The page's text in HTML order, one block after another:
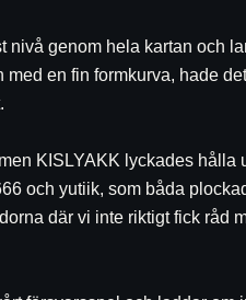
nivå genom hela kartan och
en fin formkurva, hade
KISLYAKK lyckades hålla
och yutiik, som båda
där vi inte riktigt fick råd